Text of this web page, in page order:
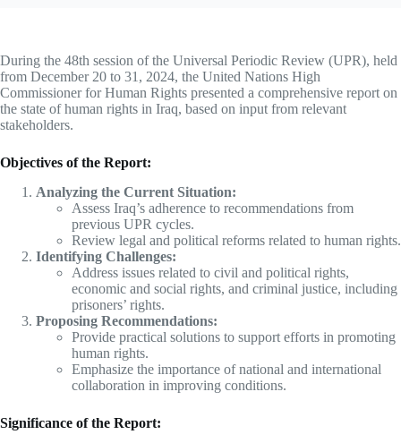
During the 48th session of the Universal Periodic Review (UPR), held
from December 20 to 31, 2024, the United Nations High
Commissioner for Human Rights presented a comprehensive report on
the state of human rights in Iraq, based on input from relevant
stakeholders.
Objectives of the Report:
Analyzing the Current Situation:
Assess Iraq’s adherence to recommendations from
previous UPR cycles.
Review legal and political reforms related to human rights.
Identifying Challenges:
Address issues related to civil and political rights,
economic and social rights, and criminal justice, including
prisoners’ rights.
Proposing Recommendations:
Provide practical solutions to support efforts in promoting
human rights.
Emphasize the importance of national and international
collaboration in improving conditions.
Significance of the Report: